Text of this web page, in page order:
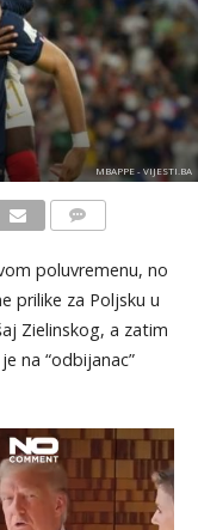
MBAPPE - VIJESTI.BA
poluvremenu, no
prilike za Poljsku u
Zielinskog, a zatim
na “odbijanac”